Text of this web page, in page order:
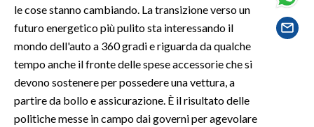
RISULTATI E CLASSIFICHE
CALCIO
BASKET
VOLLEY
MOTORI
le cose stanno cambiando. La transizione verso un
futuro energetico più pulito sta interessando il
mondo dell'auto a 360 gradi e riguarda da qualche
tempo anche il fronte delle spese accessorie che si
devono sostenere per possedere una vettura, a
partire da bollo e assicurazione. È il risultato delle
politiche messe in campo dai governi per agevolare